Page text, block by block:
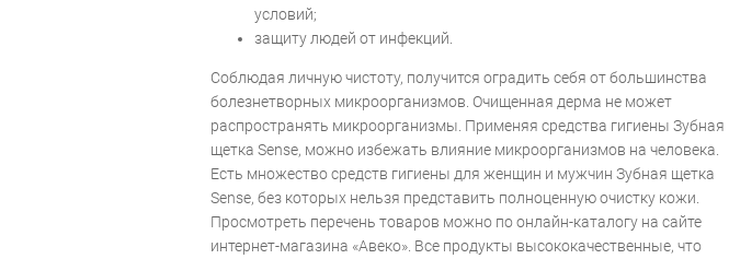
условий;
защиту людей от инфекций.
Соблюдая личную чистоту, получится оградить себя от большинства
болезнетворных микроорганизмов. Очищенная дерма не может
распространять микроорганизмы. Применяя средства гигиены Зубная
щетка Sense, можно избежать влияние микроорганизмов на человека.
Есть множество средств гигиены для женщин и мужчин Зубная щетка
Sense, без которых нельзя представить полноценную очистку кожи.
Просмотреть перечень товаров можно по онлайн-каталогу на сайте
интернет-магазина «Авеко». Все продукты высококачественные, что